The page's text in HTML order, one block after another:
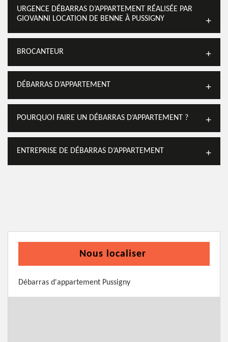
URGENCE DÉBARRAS D’APPARTEMENT RÉALISÉE PAR
GIOVANNI LOCATION DE BENNE À PUSSIGNY
BROCANTEUR
DÉBARRAS D’APPARTEMENT
POURQUOI FAIRE UN DÉBARRAS D’APPARTEMENT ?
ENTREPRISE DE DÉBARRAS D’APPARTEMENT
Nous localiser
Débarras d'appartement Pussigny